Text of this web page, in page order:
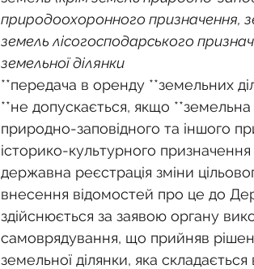
природоохоронного призначення,
земель лісогосподарського
земельної ділянки
**передача в оренду **земельних
**не допускається, якщо **земельна
природно-заповідного та іншого
історико-культурного призначення
державна реєстрація зміни
внесення відомостей про це до
здійснюється за заявою органу
самоврядування, що прийняв
земельної ділянки, яка